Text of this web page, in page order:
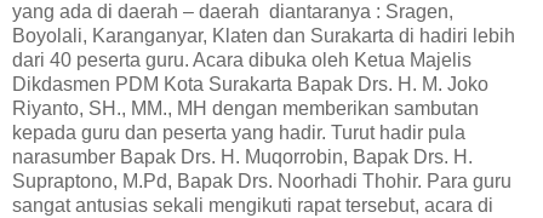
yang ada di daerah – daerah diantaranya : Sragen,
Boyolali, Karanganyar, Klaten dan Surakarta di hadiri lebih
dari 40 peserta guru. Acara dibuka oleh Ketua Majelis
Dikdasmen PDM Kota Surakarta Bapak Drs. H. M. Joko
Riyanto, SH., MM., MH dengan memberikan sambutan
kepada guru dan peserta yang hadir. Turut hadir pula
narasumber Bapak Drs. H. Muqorrobin, Bapak Drs. H.
Supraptono, M.Pd, Bapak Drs. Noorhadi Thohir. Para guru
sangat antusias sekali mengikuti rapat tersebut, acara di